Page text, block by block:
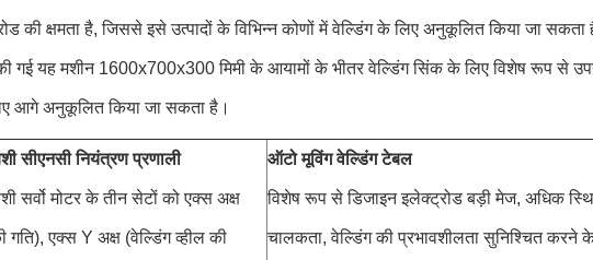
की क्षमता है, जिससे इसे उत्पादों के विभिन्न कोणों में वेल्डिंग के लिए अनुकूलित किया जा सकता
गई यह मशीन 1600x700x300 मिमी के आयामों के भीतर वेल्डिंग सिंक के लिए विशेष रूप से
आगे अनुकूलित किया जा सकता है।
सीएनसी नियंत्रण प्रणाली
सर्वो मोटर के तीन सेटों को एक्स अक्ष
गति), एक्स Y अक्ष (वेल्डिंग व्हील की
ऑटो मूविंग वेल्डिंग टेबल
विशेष रूप से डिजाइन इलेक्ट्रोड बड़ी मेज, अधिक
चालकता, वेल्डिंग की प्रभावशीलता सुनिश्चित करने